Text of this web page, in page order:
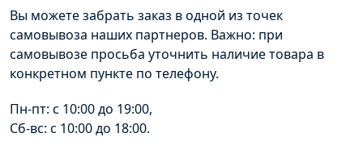
Вы можете забрать заказ в одной из точек
самовывоза наших партнеров. Важно: при
самовывозе просьба уточнить наличие товара в
конкретном пункте по телефону.
Пн-пт: с 10:00 до 19:00,
Сб-вс: с 10:00 до 18:00.